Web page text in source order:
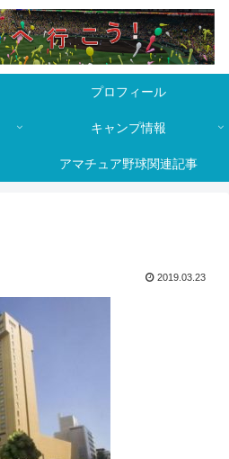
プロフィール
キャンプ情報
アマチュア野球関連記事
2019.03.23